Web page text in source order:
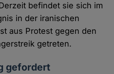
befindet sie sich im
in der iranischen
aus Protest gegen den
getreten.
gefordert